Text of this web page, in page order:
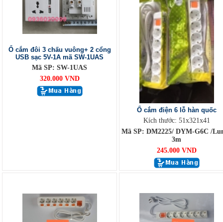
Ổ cắm đôi 3 chấu vuông+ 2 cổng
USB sạc 5V-1A mã SW-1UAS
Mã SP: SW-1UAS
320.000 VND
Ổ cắm điện 6 lỗ hàn quốc
Kích thước: 51x321x41
Mã SP: DM2225/ DYM-G6C /
3m
245.000 VND